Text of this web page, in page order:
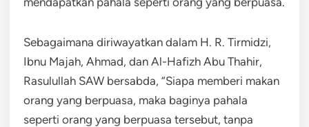
Sebagaimana diriwayatkan dalam H. R. Tirmidzi,
Ibnu Majah, Ahmad, dan Al-Hafizh Abu Thahir,
Rasulullah SAW bersabda, “Siapa memberi makan
orang yang berpuasa, maka baginya pahala
seperti orang yang berpuasa tersebut, tanpa